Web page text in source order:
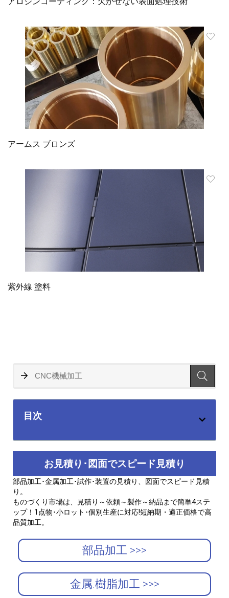
アームス ブロンズ
紫外線 塗料
目次
お見積り･図面でスピード見積り
部品加工･金属加工･試作･装置の見積り、図面でスピード見積
り。
ものづくり市場は、見積り～依頼～製作～納品まで簡単4ステ
ップ！1点物･小ロット･個別生産に対応!短納期・適正価格で高
品質加工。
部品加工 >>>
金属.樹脂加工 >>>